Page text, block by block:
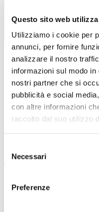
Questo sito web
Utilizziamo i cookie per
annunci, per fornire
analizzare il nostro
informazioni sul modo
nostri partner che si
pubblicità e social
con altre informazioni
raccolto dal suo utilizzo
delNecessari
Preferenze
23-01-2026
BRERA CICLI PROSEGUE
“PROTEZIONE FURTO”
Terzo anno di vita della
lanciata da Brera Cicli sui suoi